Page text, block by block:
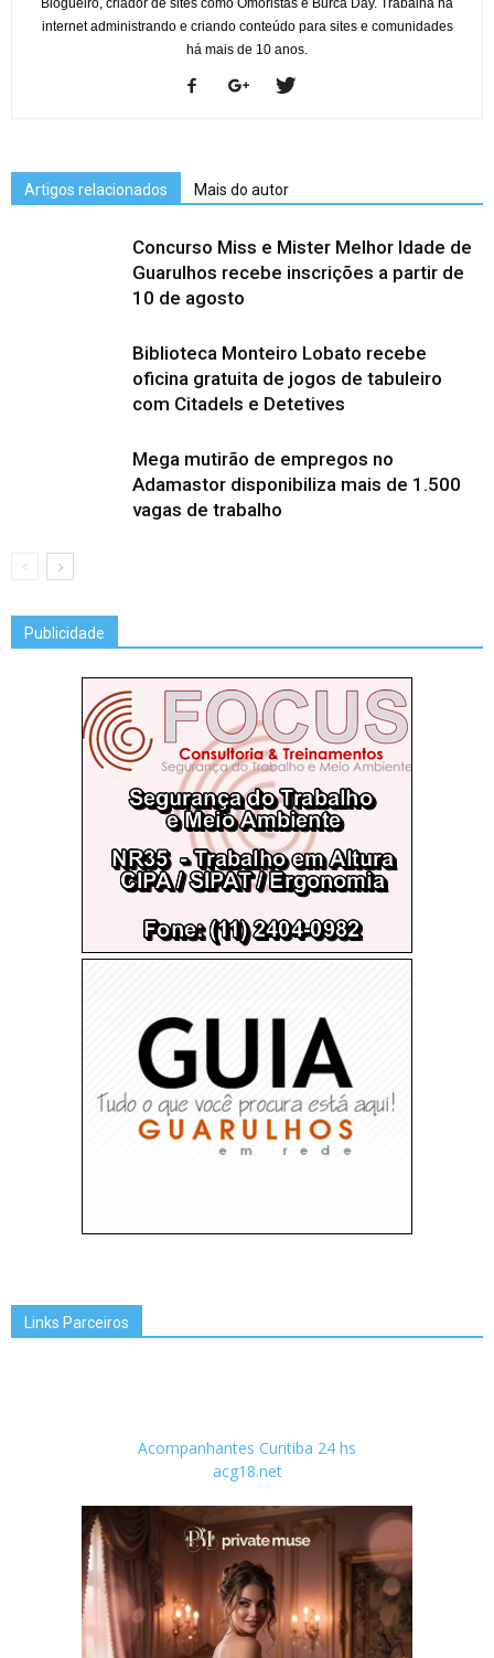
Blogueiro, criador de sites como Omoristas e Burca Day. Trabalha na
internet administrando e criando conteúdo para sites e comunidades
há mais de 10 anos.
Artigos relacionados Mais do autor
Concurso Miss e Mister Melhor Idade de
Guarulhos recebe inscrições a partir de
10 de agosto
Biblioteca Monteiro Lobato recebe
oficina gratuita de jogos de tabuleiro
com Citadels e Detetives
Mega mutirão de empregos no
Adamastor disponibiliza mais de 1.500
vagas de trabalho
Publicidade
Links Parceiros
Acompanhantes Curitiba 24 hs
acg18.net